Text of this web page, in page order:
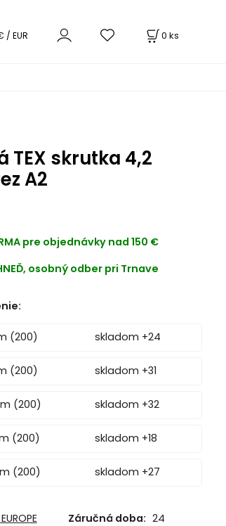
0 ks
/ EUR
TEX skrutka 4,2
A2
pre objednávky nad 150 €
osobný odber pri Trnave
:
(200) skladom +24
(200) skladom +31
(200) skladom +32
(200) skladom +18
(200) skladom +27
Záručná doba: 24